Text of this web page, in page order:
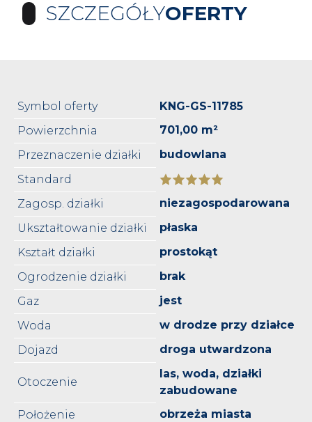
SZCZEGÓŁYOFERTY
Symbol oferty
KNG-GS-11785
Powierzchnia
701,00 m²
Przeznaczenie działki
budowlana
Standard
Zagosp. działki
niezagospodarowana
Ukształtowanie działki
płaska
Kształt działki
prostokąt
Ogrodzenie działki
brak
Gaz
jest
Woda
w drodze przy działce
Dojazd
droga utwardzona
Otoczenie
las, woda, działki
zabudowane
Położenie
obrzeża miasta